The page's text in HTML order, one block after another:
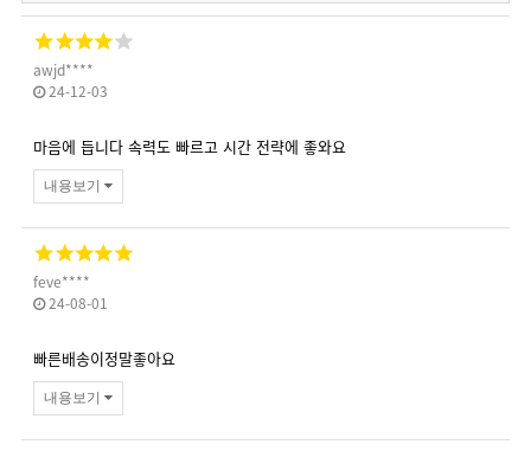
마음에 듭니다 속력도 빠르고 시간 전략에 좋와요
내용보기
awjd****
24-12-03
빠른배송이정말좋아요
내용보기
feve****
24-08-01